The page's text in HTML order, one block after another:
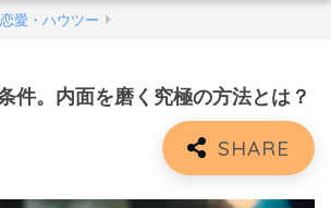
愛・ハウツー
件。内面を磨く究極の方法とは？